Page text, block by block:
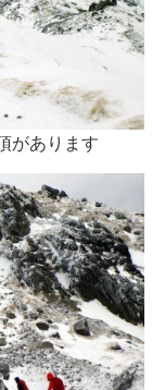
があります